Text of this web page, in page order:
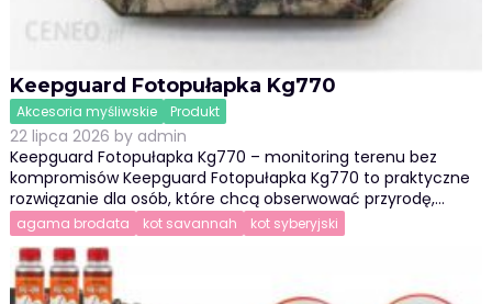
Keepguard Fotopułapka Kg770
Akcesoria myśliwskie Produkt
22 lipca 2026 by admin
Keepguard Fotopułapka Kg770 – monitoring terenu bez
kompromisów Keepguard Fotopułapka Kg770 to praktyczne
rozwiązanie dla osób, które chcą obserwować przyrodę,…
agama brodata kot savannah kot syberyjski